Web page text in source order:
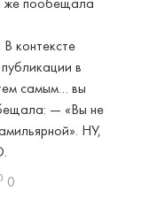
контексте
в
самым… вы
— «Вы не
НУ,
0